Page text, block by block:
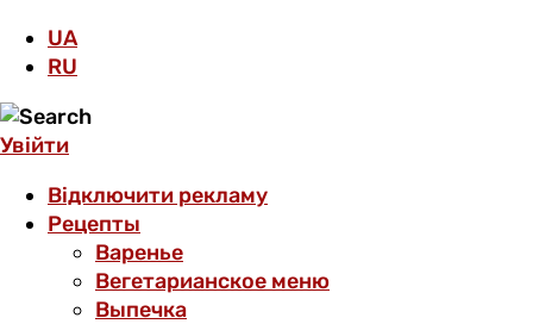
UA
RU
Увійти
Відключити рекламу
Рецепты
Варенье
Вегетарианское меню
Выпечка